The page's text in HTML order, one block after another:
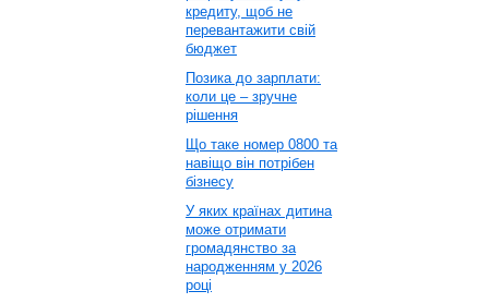
кредиту, щоб не
перевантажити свій
бюджет
Позика до зарплати:
коли це – зручне
рішення
Що таке номер 0800 та
навіщо він потрібен
бізнесу
У яких країнах дитина
може отримати
громадянство за
народженням у 2026
році